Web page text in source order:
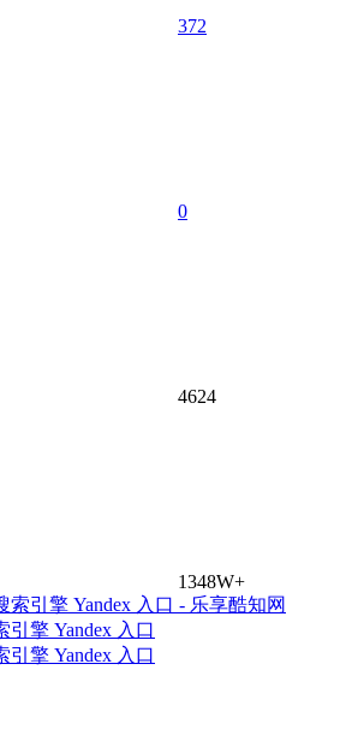
372
0
4624
1348W+
引擎 Yandex 入口
引擎 Yandex 入口